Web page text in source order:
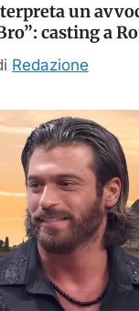
un
casting a
Redazione